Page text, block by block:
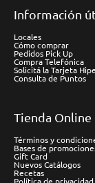
Información
Locales
Cómo comprar
Pedidos Pick Up
Compra Telefónica
Solicitá la Tarjeta
Consulta de Puntos
Tienda Online
Términos y
Bases de
Gift Card
Nuevos Catálogos
Recetas